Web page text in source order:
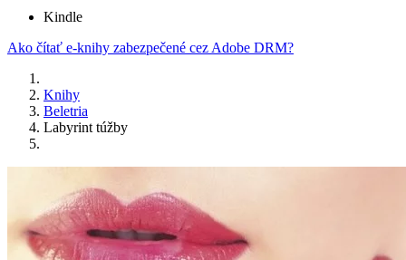
Kindle
Ako čítať e-knihy zabezpečené cez Adobe DRM?
Knihy
Beletria
Labyrint túžby